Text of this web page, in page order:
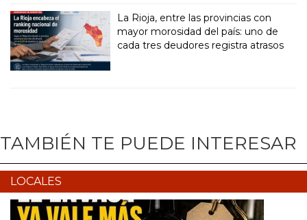
La Rioja, entre las provincias con
mayor morosidad del país: uno de
cada tres deudores registra atrasos
TAMBIÉN TE PUEDE INTERESAR
LOCALES